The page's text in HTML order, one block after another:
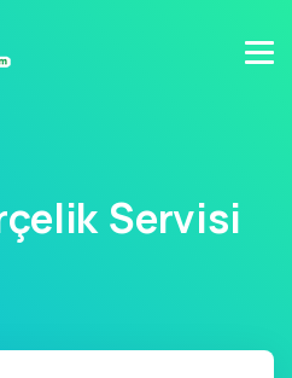
Servisi